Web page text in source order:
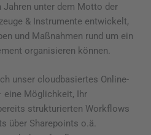
Jahren unter dem Motto der
& Instrumente entwickelt,
und Maßnahmen rund um ein
organisieren können.
unser cloudbasiertes Online-
eine Möglichkeit, Ihr
strukturierten Workflows
über Sharepoints o.ä.